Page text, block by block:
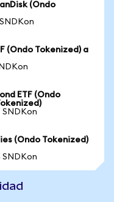
(Ondo
(Ondo Tokenized) a
ETF (Ondo
SNDKon
(Ondo Tokenized)
SNDKon